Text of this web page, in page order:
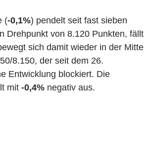
(-0,1%) pendelt seit fast sieben
Drehpunkt von 8.120 Punkten, fällt
sich damit wieder in der Mitte
8.150, der seit dem 26.
Entwicklung blockiert. Die
mit -0,4% negativ aus.